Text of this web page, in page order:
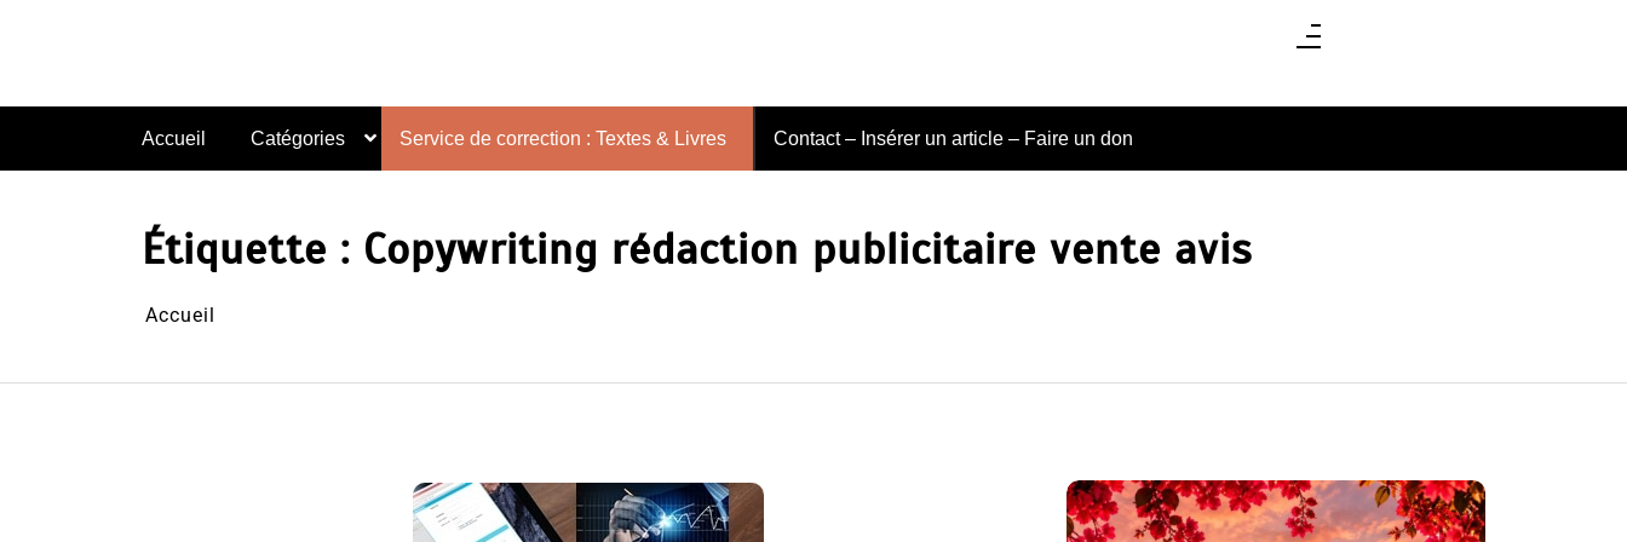
Accueil Catégories Service de correction : Textes & Livres Contact – Insérer un article – Faire un don
Étiquette : Copywriting rédaction publicitaire vente avis
Accueil